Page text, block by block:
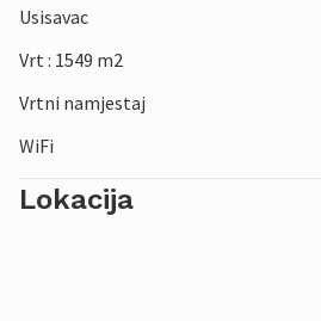
Usisavac
Vrt : 1549 m2
Vrtni namjestaj
WiFi
Lokacija